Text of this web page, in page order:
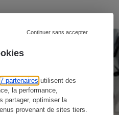
7 partenaires utilisent des
la performance,
partager, optimiser la
provenant de sites tiers.
Continuer sans accepter